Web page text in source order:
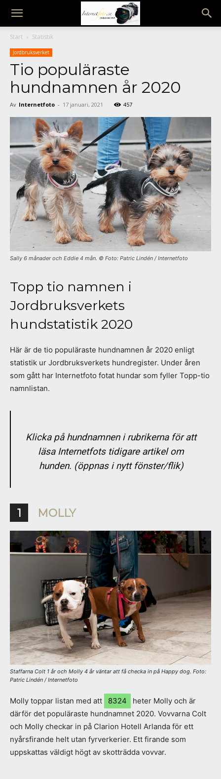
Internetfoto
Start Statistik
Jordbruksverket
Tio populäraste
hundnamnen år 2020
Av Internetfoto - 17 januari, 2021 457
Sally 6 månader och Eddie 4 mån. © Foto: Patric Lindén / Internetfoto
Topp tio namnen i
Jordbruksverkets
hundstatistik 2020
Här är de tio populäraste hundnamnen år 2020 enligt
statistik ur Jordbruksverkets hundregister. Under åren
som gått har Internetfoto fotat hundar som fyller Topp-tio
namnlistan.
Klicka på hundnamnen i rubrikerna för att
läsa Internetfots tidigare artikel om
hunden. (öppnas i nytt fönster/flik)
1 MOLLY
Staffarna Colt 1 år och Molly 4 år väntar att få checka in på Happy dog. Foto:
Patric Lindén / Internetfoto
Molly toppar listan med att 8324
heter Molly och är
därför det populäraste hundnamnet 2020. Vovvarna Colt
och Molly checkar in på Clarion Hotell Arlanda för ett
nyårsfirande helt utan fyrverkerier. Ett firande som
uppskattas väldigt högt av skotträdda vovvar.